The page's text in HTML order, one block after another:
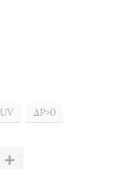
ΔP>0